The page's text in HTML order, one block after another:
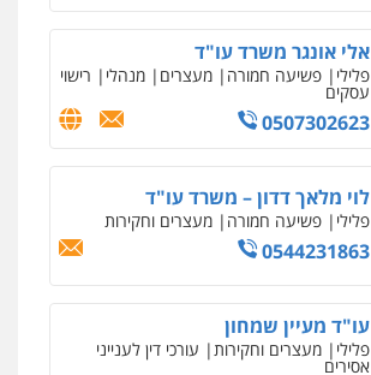
אלי אונגר משרד עו"ד
פלילי פשיעה חמורה מעצרים מנהלי רישוי
עסקים
0507302623
לוי מלאך דדון – משרד עו"ד
פלילי פשיעה חמורה מעצרים וחקירות
0544231863
עו"ד מעיין שמחון
פלילי מעצרים וחקירות עורכי דין לענייני
אסירים